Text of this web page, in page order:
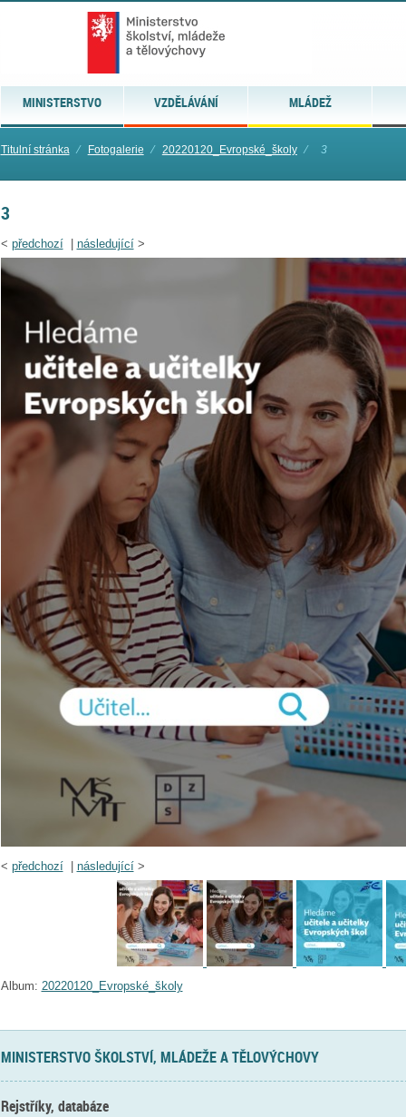
MINISTERSTVO VZDĚLÁVÁNÍ MLÁDEŽ
Titulní stránka ⁄ Fotogalerie ⁄ 20220120_Evropské_školy ⁄ 3
3
< předchozí| následující>
< předchozí| následující>
Album: 20220120_Evropské_školy
MINISTERSTVO ŠKOLSTVÍ, MLÁDEŽE A TĚLOVÝCHOVY
Rejstříky, databáze